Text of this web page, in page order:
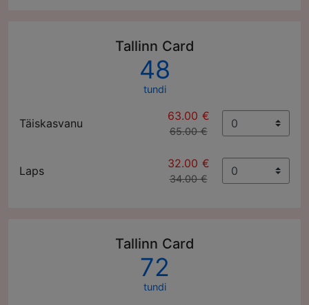
Tallinn Card
48
tundi
Täiskasvanu
63.00 €
65.00 €
Laps
32.00 €
34.00 €
Tallinn Card
72
tundi